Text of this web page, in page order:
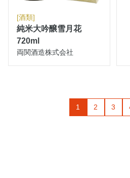
[酒類]
純米大吟醸雪月花
720ml
両関酒造株式会社
1 2 3